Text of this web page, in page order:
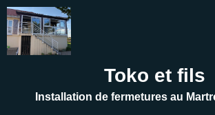
Toko et fils
Installation de fermetures au